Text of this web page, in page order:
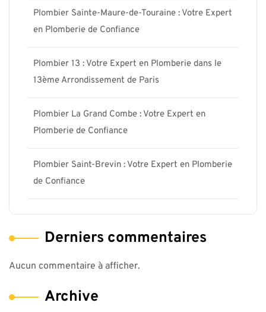
Plombier Sainte-Maure-de-Touraine : Votre Expert
en Plomberie de Confiance
Plombier 13 : Votre Expert en Plomberie dans le
13ème Arrondissement de Paris
Plombier La Grand Combe : Votre Expert en
Plomberie de Confiance
Plombier Saint-Brevin : Votre Expert en Plomberie
de Confiance
Derniers commentaires
Aucun commentaire à afficher.
Archive